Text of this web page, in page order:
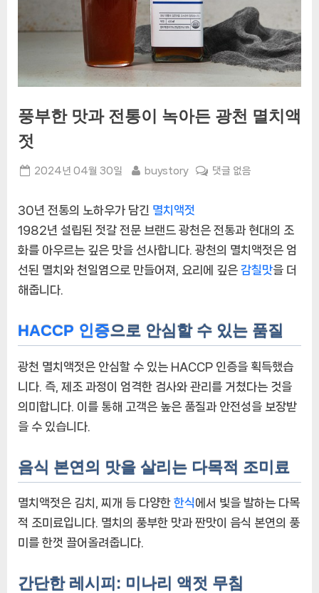
풍부한 맛과 전통이 녹아든 광천 멸치액
젓
Posted
2024년 04월 30일 By
buystory
풍
과
전
통
든
천
멸
액
댓글 없음
30년 전통의 노하우가 담긴 멸치액젓
1982년 설립된 젓갈 전문 브랜드 광천은 전통과 현대의 조
화를 아우르는 깊은 맛을 선사합니다. 광천의 멸치액젓은 엄
선된 멸치와 천일염으로 만들어져, 요리에 깊은 감칠맛을 더
해줍니다.
HACCP 인증으로 안심할 수 있는 품질
광천 멸치액젓은 안심할 수 있는 HACCP 인증을 획득했습
니다. 즉, 제조 과정이 엄격한 검사와 관리를 거쳤다는 것을
의미합니다. 이를 통해 고객은 높은 품질과 안전성을 보장받
을 수 있습니다.
음식 본연의 맛을 살리는 다목적 조미료
멸치액젓은 김치, 찌개 등 다양한 한식에서 빛을 발하는 다목
적 조미료입니다. 멸치의 풍부한 맛과 짠맛이 음식 본연의 풍
미를 한껏 끌어올려줍니다.
간단한 레시피: 미나리 액젓 무침